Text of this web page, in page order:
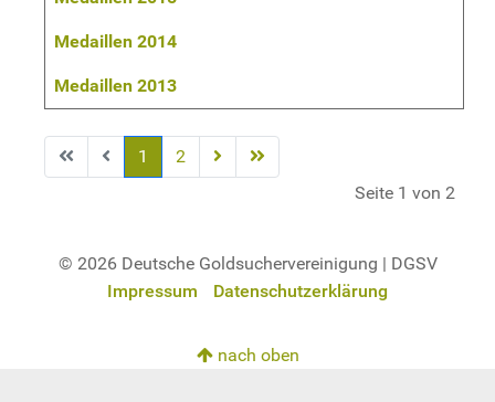
Medaillen 2014
Medaillen 2013
Seite 1 von 2
1 2
© 2026 Deutsche Goldsuchervereinigung | DGSV
Impressum
Datenschutzerklärung
nach oben